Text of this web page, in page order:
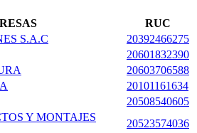
RUC
S.A.C
20392466275
20601832390
20603706588
20101161634
20508540605
Y MONTAJES
20523574036